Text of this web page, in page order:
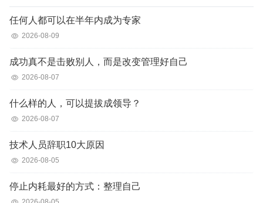
任何人都可以在半年内成为专家
2026-08-09
成功真不是击败别人，而是改变管理好自己
2026-08-07
什么样的人，可以提拔成领导？
2026-08-07
技术人员辞职10大原因
2026-08-05
停止内耗最好的方式：整理自己